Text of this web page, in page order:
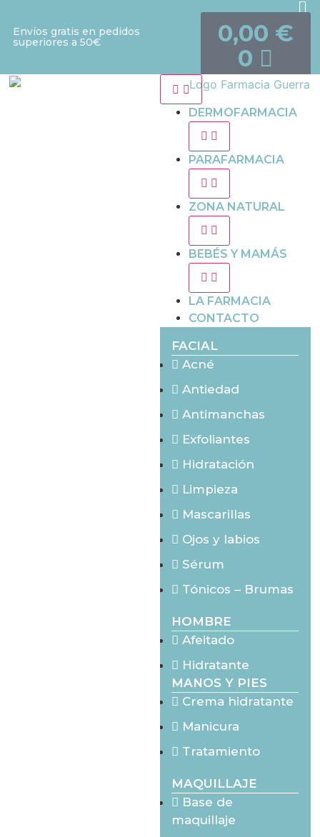
Envíos gratis en pedidos
superiores a 50€
0,00 €
0
DERMOFARMACIA
PARAFARMACIA
ZONA NATURAL
BEBÉS Y MAMÁS
LA FARMACIA
CONTACTO
FACIAL
Acné
Antiedad
Antimanchas
Exfoliantes
Hidratación
Limpieza
Mascarillas
Ojos y labios
Sérum
Tónicos – Brumas
HOMBRE
Afeitado
Hidratante
MANOS Y PIES
Crema hidratante
Manicura
Tratamiento
MAQUILLAJE
Base de
maquillaje